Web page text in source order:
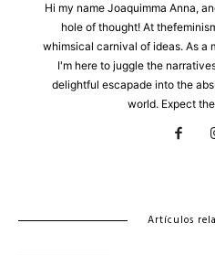
Hi my name Joaquimma Anna,
hole of thought! At
whimsical carnival of ideas. As a
I'm here to juggle the
delightful escapade into the
world. Expect
Artículos